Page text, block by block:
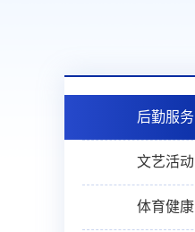
后勤服务
文艺活动
体育健康